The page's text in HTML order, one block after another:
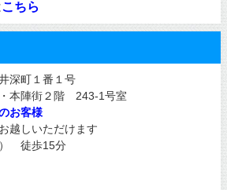
こちら
深町１番１号
本陣街２階 243-1号室
お客様
越しいただけます
） 徒歩15分